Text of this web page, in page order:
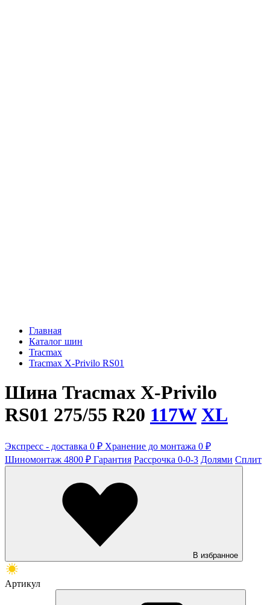
Главная
Каталог шин
Tracmax
Tracmax X-Privilo RS01
Шина Tracmax X-Privilo
RS01 275/55 R20 117W XL
Экспресс - доставка 0 ₽ Хранение до монтажа 0 ₽
Шиномонтаж 4800 ₽ Гарантия Рассрочка 0-0-3 Долями Сплит
В избранное
Артикул